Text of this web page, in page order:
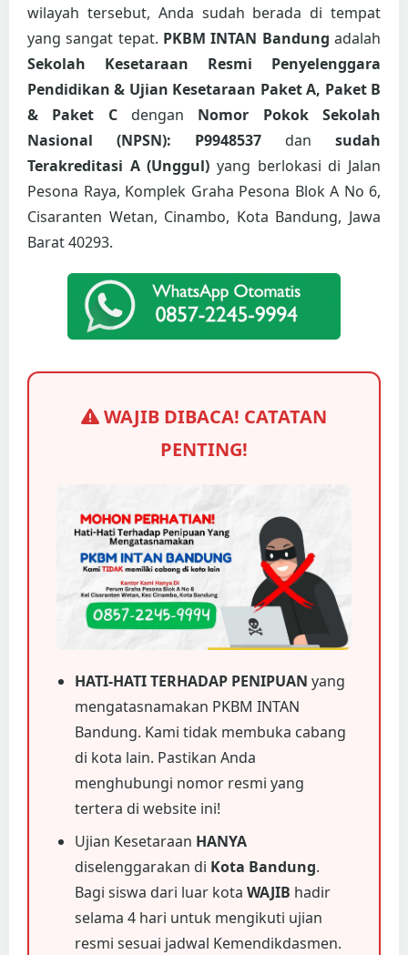
wilayah tersebut, Anda sudah berada di tempat
yang sangat tepat. PKBM INTAN Bandung adalah
Sekolah Kesetaraan Resmi Penyelenggara
Pendidikan & Ujian Kesetaraan Paket A, Paket B
& Paket Cdengan Nomor Pokok Sekolah
Nasional (NPSN): P9948537 dan sudah
Terakreditasi A (Unggul) yang berlokasi di Jalan
Pesona Raya, Komplek Graha Pesona Blok A No 6,
Cisaranten Wetan, Cinambo, Kota Bandung, Jawa
Barat 40293.
WAJIB DIBACA! CATATAN
PENTING!
HATI-HATI TERHADAP PENIPUAN yang
mengatasnamakan PKBM INTAN
Bandung. Kami tidak membuka cabang
di kota lain. Pastikan Anda
menghubungi nomor resmi yang
tertera di website ini!
Ujian Kesetaraan HANYA
diselenggarakan di Kota Bandung.
Bagi siswa dari luar kota WAJIB hadir
selama 4 hari untuk mengikuti ujian
resmi sesuai jadwal Kemendikdasmen.